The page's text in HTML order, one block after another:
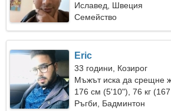
Иславед, Швеция
Семейство
Eric
33 години, Козирог
Мъжът иска да срещне
176 см (5'10"), 76 кг
Ръгби, Бадминтон